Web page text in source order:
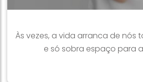
Às vezes, a vida arranca de nós
e só sobra espaço para